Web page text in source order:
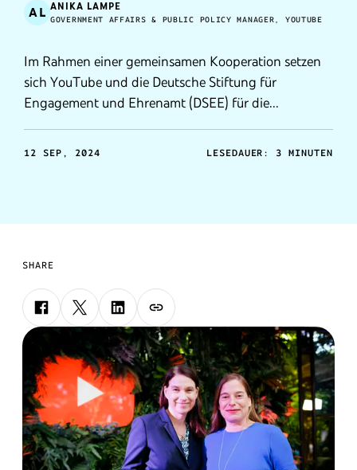
AL ANIKA LAMPE
GOVERNMENT AFFAIRS & PUBLIC POLICY MANAGER, YOUTUBE
Im Rahmen einer gemeinsamen Kooperation setzen
sich YouTube und die Deutsche Stiftung für
Engagement und Ehrenamt (DSEE) für die
Kommunikationsstrategie an.
12 SEP, 2024 LESEDAUER: 3 MINUTEN
SHARE